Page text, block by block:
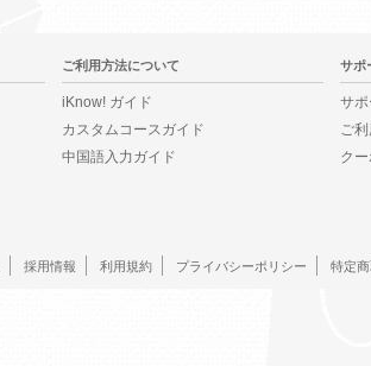
ご利用方法について
iKnow! ガイド
カスタムコースガイド
中国語入力ガイド
サポ
サポ
ご
ク
採用情報 利用規約 プライバシーポリシー 特定